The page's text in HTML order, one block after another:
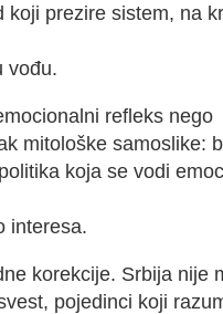
prezire sistem, na
vođu.
refleks nego
mitološke samoslike:
koja se vodi
interesa.
korekcije. Srbija nije
pojedinci koji